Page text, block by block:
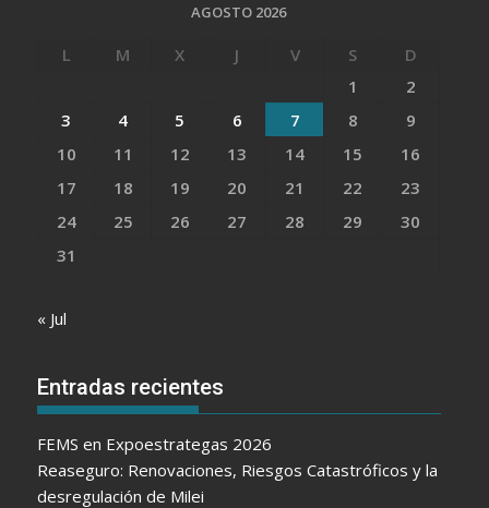
AGOSTO 2026
L M X J V S
D
1
2
3
4 5 6 7 8
9
10
11 12 13 14 15
16
17
18 19 20 21 22
23
24
25 26 27 28 29
30
31
« Jul
Entradas recientes
FEMS en Expoestrategas 2026
Reaseguro: Renovaciones, Riesgos Catastróficos y la
desregulación de Milei